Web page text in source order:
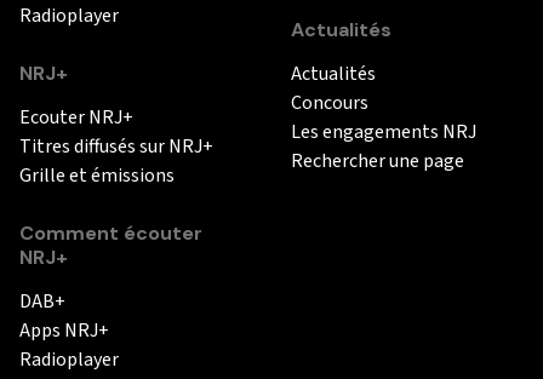
Radioplayer
NRJ+
Ecouter NRJ+
Titres diffusés sur NRJ+
Grille et émissions
Comment écouter
NRJ+
DAB+
Apps NRJ+
Radioplayer
Actualités
Actualités
Concours
Les engagements NRJ
Rechercher une page